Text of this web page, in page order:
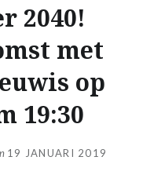
2040!
met
op
19:30
19 JANUARI 2019